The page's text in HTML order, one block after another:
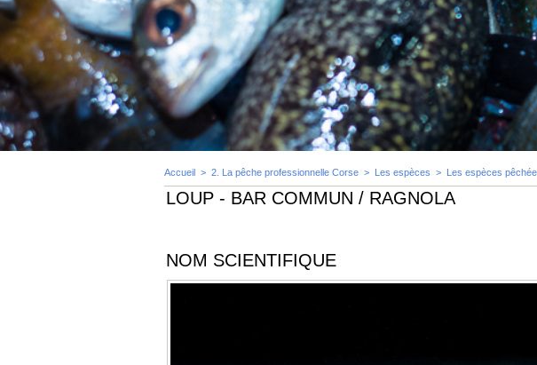
Accueil > 2. La pêche professionnelle Corse > Les espèces > Les espèces
LOUP - BAR COMMUN / RAGNOLA
NOM SCIENTIFIQUE